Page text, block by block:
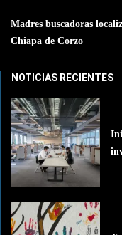
Madres buscadoras
Chiapa de Corzo
NOTICIAS RECIENTES